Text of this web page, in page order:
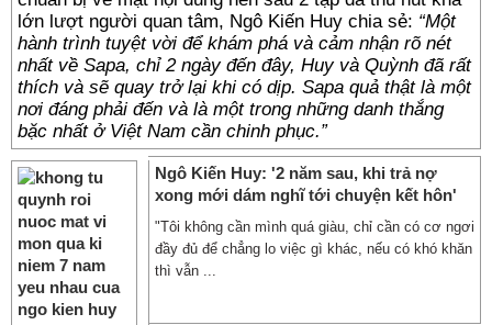
lớn lượt người quan tâm, Ngô Kiến Huy chia sẻ: “Một
hành trình tuyệt vời để khám phá và cảm nhận rõ nét
nhất về Sapa, chỉ 2 ngày đến đây, Huy và Quỳnh đã rất
thích và sẽ quay trở lại khi có dịp. Sapa quả thật là một
nơi đáng phải đến và là một trong những danh thắng
bặc nhất ở Việt Nam cần chinh phục.”
Ngô Kiến Huy: '2 năm sau, khi trả nợ
xong mới dám nghĩ tới chuyện kết hôn'
"Tôi không cần mình quá giàu, chỉ cần có cơ ngơi
đầy đủ để chẳng lo việc gì khác, nếu có khó khăn
thì vẫn ...